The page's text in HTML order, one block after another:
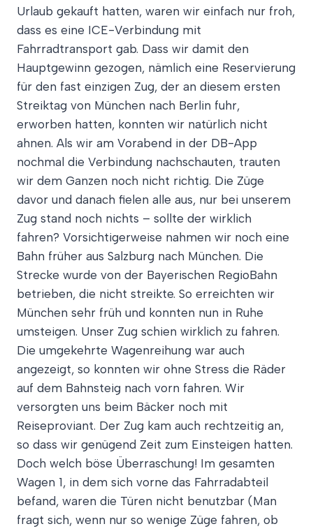
Urlaub gekauft hatten, waren wir einfach nur froh,
dass es eine ICE-Verbindung mit
Fahrradtransport gab. Dass wir damit den
Hauptgewinn gezogen, nämlich eine Reservierung
für den fast einzigen Zug, der an diesem ersten
Streiktag von München nach Berlin fuhr,
erworben hatten, konnten wir natürlich nicht
ahnen. Als wir am Vorabend in der DB-App
nochmal die Verbindung nachschauten, trauten
wir dem Ganzen noch nicht richtig. Die Züge
davor und danach fielen alle aus, nur bei unserem
Zug stand noch nichts – sollte der wirklich
fahren? Vorsichtigerweise nahmen wir noch eine
Bahn früher aus Salzburg nach München. Die
Strecke wurde von der Bayerischen RegioBahn
betrieben, die nicht streikte. So erreichten wir
München sehr früh und konnten nun in Ruhe
umsteigen. Unser Zug schien wirklich zu fahren.
Die umgekehrte Wagenreihung war auch
angezeigt, so konnten wir ohne Stress die Räder
auf dem Bahnsteig nach vorn fahren. Wir
versorgten uns beim Bäcker noch mit
Reiseproviant. Der Zug kam auch rechtzeitig an,
so dass wir genügend Zeit zum Einsteigen hatten.
Doch welch böse Überraschung! Im gesamten
Wagen 1, in dem sich vorne das Fahrradabteil
befand, waren die Türen nicht benutzbar (Man
fragt sich, wenn nur so wenige Züge fahren, ob